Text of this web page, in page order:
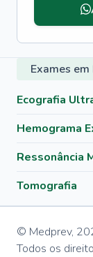
Exames
Ecografia
Hemograma
Ressonância
Tomografia
© Medprev,
Todos os